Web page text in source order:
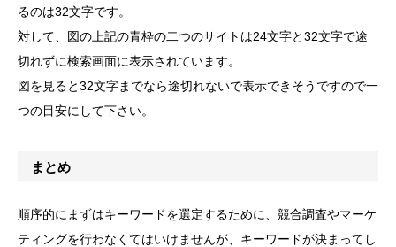
るのは32文字です。
対して、図の上記の青枠の二つのサイトは24文字と32文字で途
切れずに検索画面に表示されています。
図を見ると32文字までなら途切れないで表示できそうですので一
つの目安にして下さい。
まとめ
順序的にまずはキーワードを選定するために、競合調査やマーケ
ティングを行わなくてはいけませんが、キーワードが決まってし